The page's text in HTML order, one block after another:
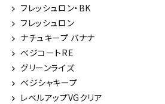
フレッシュロン・BK
フレッシュロン
ナチュキープ バナナ
ベジコートRE
グリーンライズ
ベジシャキープ
レベルアップVGクリア